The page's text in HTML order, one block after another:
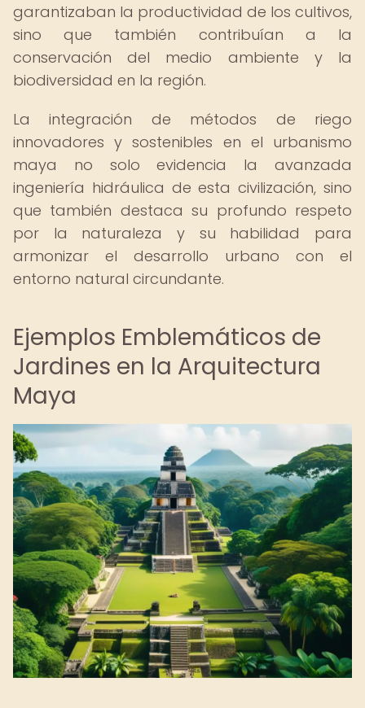
garantizaban la productividad de los cultivos,
sino que también contribuían a la
conservación del medio ambiente y la
biodiversidad en la región.
La integración de métodos de riego
innovadores y sostenibles en el urbanismo
maya no solo evidencia la avanzada
ingeniería hidráulica de esta civilización, sino
que también destaca su profundo respeto
por la naturaleza y su habilidad para
armonizar el desarrollo urbano con el
entorno natural circundante.
Ejemplos Emblemáticos de
Jardines en la Arquitectura
Maya